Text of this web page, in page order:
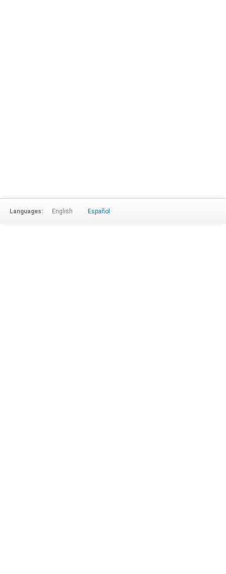
Languages: English Español